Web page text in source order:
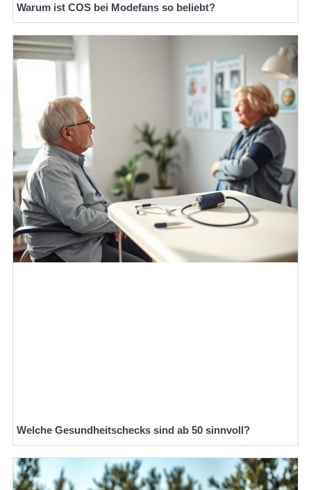
Warum ist COS bei Modefans so beliebt?
Welche Gesundheitschecks sind ab 50 sinnvoll?